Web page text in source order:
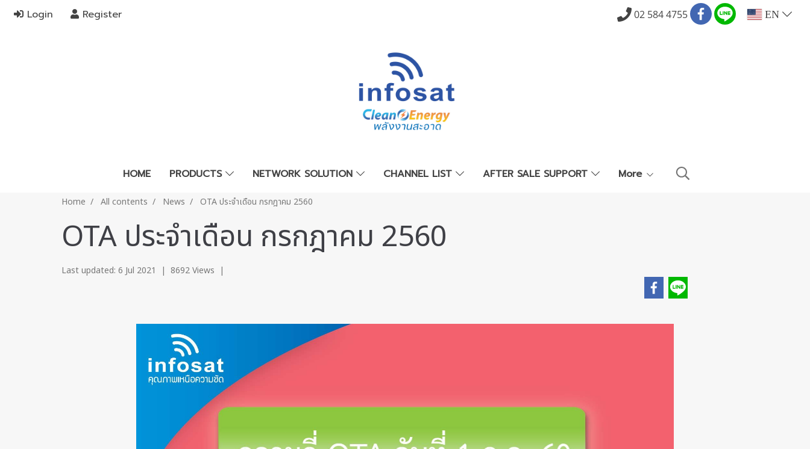
Login Register 02 584 4755 EN
HOME PRODUCTS NETWORK SOLUTION CHANNEL LIST AFTER SALE SUPPORT More
Home All contents News OTA ประจำเดือน กรกฎาคม 2560
OTA ประจำเดือน กรกฎาคม 2560
Last updated: 6 Jul 2021 | 8692 Views |